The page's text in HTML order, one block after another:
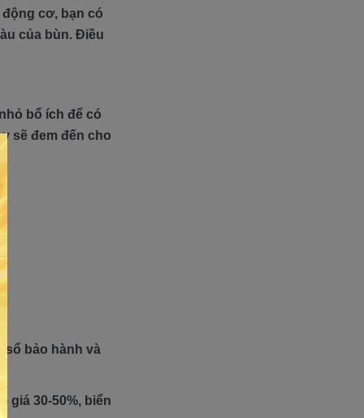
cơ, bạn có
của bùn. Điều
bổ ích để có
sẽ đem đến cho
sổ bảo hành và
giá 30-50%, biển